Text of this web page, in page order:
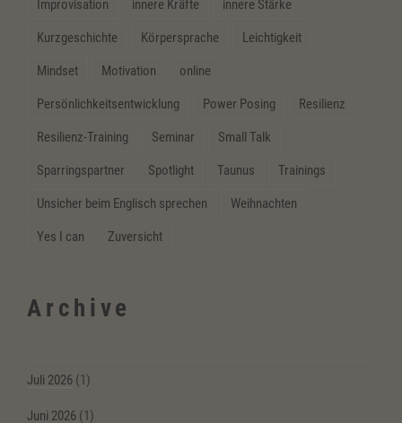
Improvisation innere Kräfte innere Stärke
Kurzgeschichte Körpersprache Leichtigkeit
Mindset Motivation online
Persönlichkeitsentwicklung Power Posing Resilienz
Resilienz-Training Seminar Small Talk
Sparringspartner Spotlight Taunus Trainings
Unsicher beim Englisch sprechen Weihnachten
Yes I can Zuversicht
Archive
Juli 2026 (1)
Juni 2026 (1)